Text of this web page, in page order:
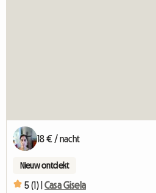
18 € / nacht
Nieuw ontdekt
5 (1) | Casa Gisela